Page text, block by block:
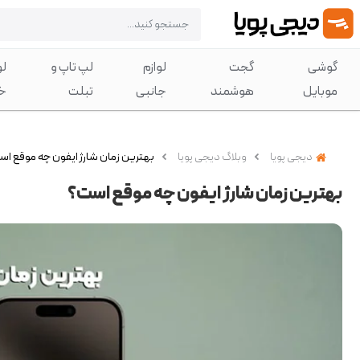
گوشی
موبایل
گجت
هوشمند
لوازم
جانبی
لپ تاپ و
تبلت
دیجی پویا وبلاگ دیجی پویا بهترین زمان شارژ ایفون چه موقع
بهترین زمان شارژ ایفون چه موقع است؟